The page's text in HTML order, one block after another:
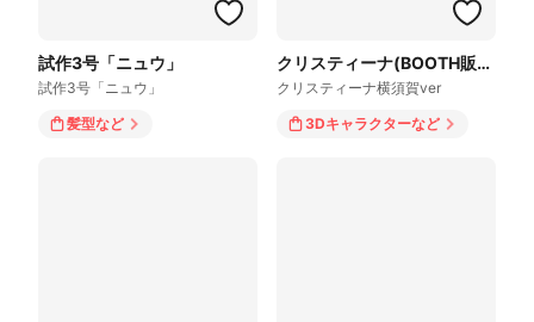
試作3号「ニュウ」
試作3号「ニュウ」
髪型など
クリスティーナ(BOOTH販売用モデル)
クリスティーナ横須賀ver
3Dキャラクターなど